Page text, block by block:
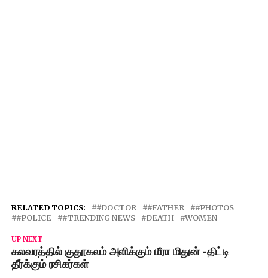
RELATED TOPICS: #DOCTOR #FATHER
#PHOTOS
#POLICE
#TRENDING NEWS DEATH WOMEN
UP NEXT
கலவரத்தில் குதூகலம் அளிக்கும் மீரா மிதுன் -திட்டி
தீர்க்கும் ரசிகர்கள்